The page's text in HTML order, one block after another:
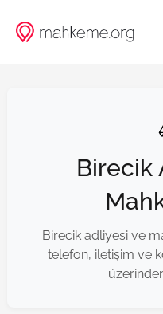
atla
Birecik
Birecik adliyesi ve
telefon, iletişim ve